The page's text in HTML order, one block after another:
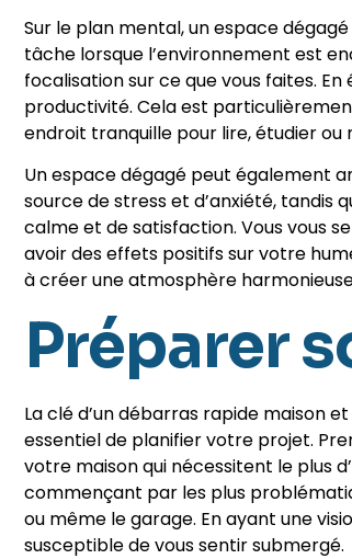
Sur le plan mental, un espace
tâche lorsque l’environnement est
focalisation sur ce que vous faites.
productivité. Cela est
endroit tranquille pour lire, étudier ou
Un espace dégagé peut également
source de stress et d’anxiété, tandis
calme et de satisfaction. Vous vous
avoir des effets positifs sur votre
à créer une atmosphère
Préparer
La clé d’un débarras rapide maison
essentiel de planifier votre projet.
votre maison qui nécessitent le plus
commençant par les plus
ou même le garage. En ayant une
susceptible de vous sentir submergé.